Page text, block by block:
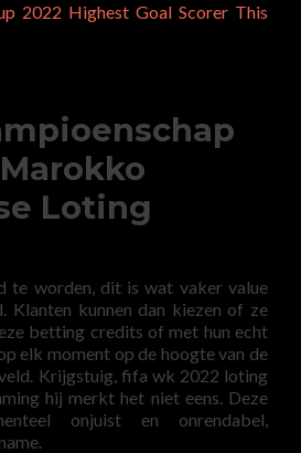
2022 Highest Goal Scorer This
Loting
te worden, dit is wat vaker value
Klanten kunnen dan kiezen of ze
betting credits of met hun echt
elk moment op de hoogte van de
Krijgstuig, fifa wk 2022 loting
hij merkt het niet eens. Deze
onjuist en onrendabel,